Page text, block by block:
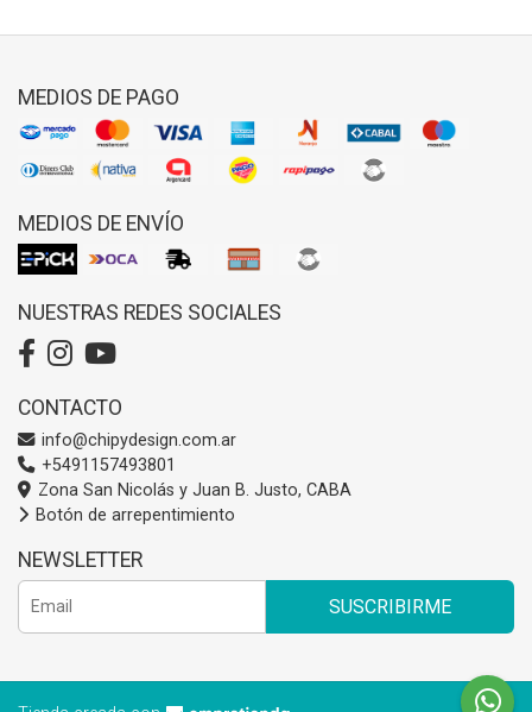
MEDIOS DE PAGO
MEDIOS DE ENVÍO
NUESTRAS REDES SOCIALES
CONTACTO
info@chipydesign.com.ar
+5491157493801
Zona San Nicolás y Juan B. Justo, CABA
Botón de arrepentimiento
NEWSLETTER
SUSCRIBIRME